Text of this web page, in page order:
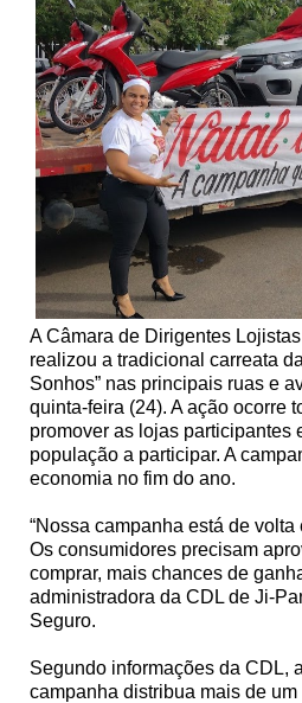
A Câmara de Dirigentes
realizou a tradicional carreata
Sonhos” nas principais ruas e
quinta-feira (24). A ação ocorre
promover as lojas participantes
população a participar. A
economia no fim do ano.
“Nossa campanha está de
Os consumidores precisam
comprar, mais chances de
administradora da CDL de Ji-
Seguro.
Segundo informações da CDL,
campanha distribua mais de